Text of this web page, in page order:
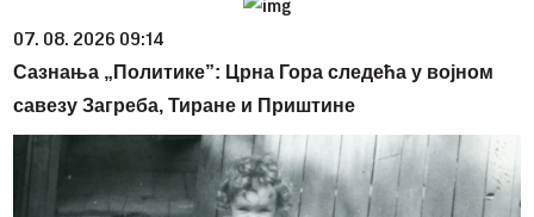
07. 08. 2026 09:14
Сазнања „Политике”: Црна Гора следећа у војном
савезу Загреба, Тиране и Приштине